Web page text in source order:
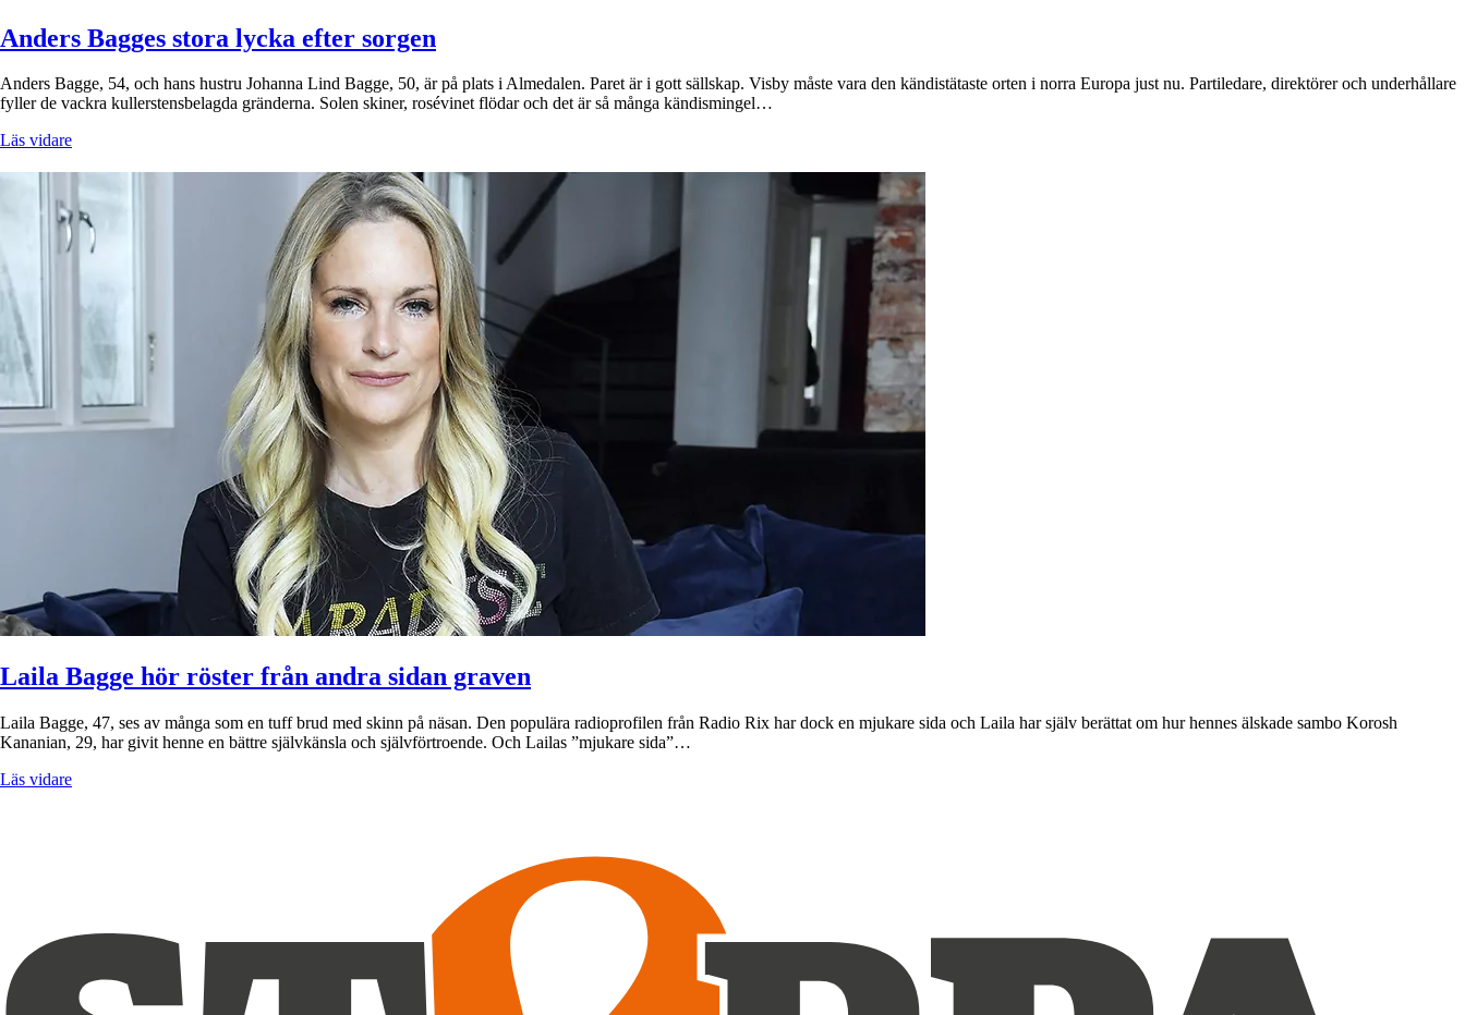
Anders Bagges stora lycka efter sorgen
Anders Bagge, 54, och hans hustru Johanna Lind Bagge, 50, är på plats i Almedalen. Paret är i gott sällskap. Visby måste vara den kändistätaste orten i norra Europa just nu. Partiledare, direktörer och underhållare
fyller de vackra kullerstensbelagda gränderna. Solen skiner, rosévinet flödar och det är så många kändismingel…
Läs vidare
Laila Bagge hör röster från andra sidan graven
Laila Bagge, 47, ses av många som en tuff brud med skinn på näsan. Den populära radioprofilen från Radio Rix har dock en mjukare sida och Laila har själv berättat om hur hennes älskade sambo Korosh
Kananian, 29, har givit henne en bättre självkänsla och självförtroende. Och Lailas ”mjukare sida”…
Läs vidare